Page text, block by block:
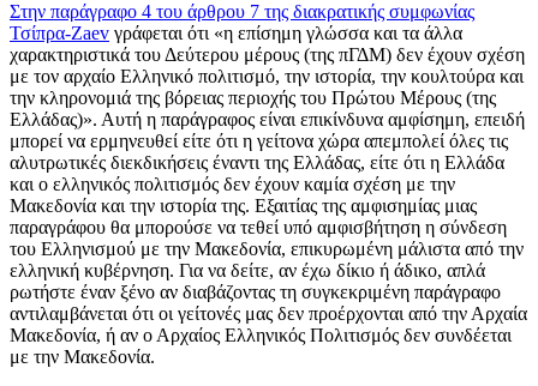
Στην παράγραφο 4 του άρθρου 7 της διακρατικής συμφωνίας
Τσίπρα-Zaev γράφεται ότι «η επίσημη γλώσσα και τα άλλα
χαρακτηριστικά του Δεύτερου μέρους (της πΓΔΜ) δεν έχουν σχέση
με τον αρχαίο Ελληνικό πολιτισμό, την ιστορία, την κουλτούρα και
την κληρονομιά της βόρειας περιοχής του Πρώτου Μέρους (της
Ελλάδας)». Αυτή η παράγραφος είναι επικίνδυνα αμφίσημη, επειδή
μπορεί να ερμηνευθεί είτε ότι η γείτονα χώρα απεμπολεί όλες τις
αλυτρωτικές διεκδικήσεις έναντι της Ελλάδας, είτε ότι η Ελλάδα
και ο ελληνικός πολιτισμός δεν έχουν καμία σχέση με την
Μακεδονία και την ιστορία της. Εξαιτίας της αμφισημίας μιας
παραγράφου θα μπορούσε να τεθεί υπό αμφισβήτηση η σύνδεση
του Ελληνισμού με την Μακεδονία, επικυρωμένη μάλιστα από την
ελληνική κυβέρνηση. Για να δείτε, αν έχω δίκιο ή άδικο, απλά
ρωτήστε έναν ξένο αν διαβάζοντας τη συγκεκριμένη παράγραφο
αντιλαμβάνεται ότι οι γείτονές μας δεν προέρχονται από την Αρχαία
Μακεδονία, ή αν ο Αρχαίος Ελληνικός Πολιτισμός δεν συνδέεται
με την Μακεδονία.